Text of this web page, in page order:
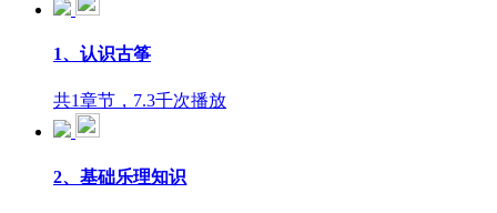
1、认识古筝
共1章节，7.3千次播放
2、基础乐理知识